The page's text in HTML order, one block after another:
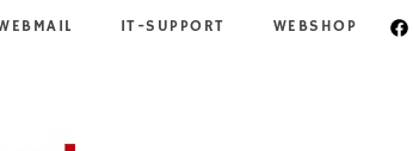
IT-SUPPORT WEBSHOP